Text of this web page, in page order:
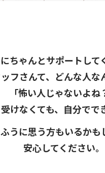
にちゃんとサポートして
ッフさんて、どんな人な
「怖い人じゃないよね
受けなくても、自分でで
うに思う方もいるかも
安心してください。